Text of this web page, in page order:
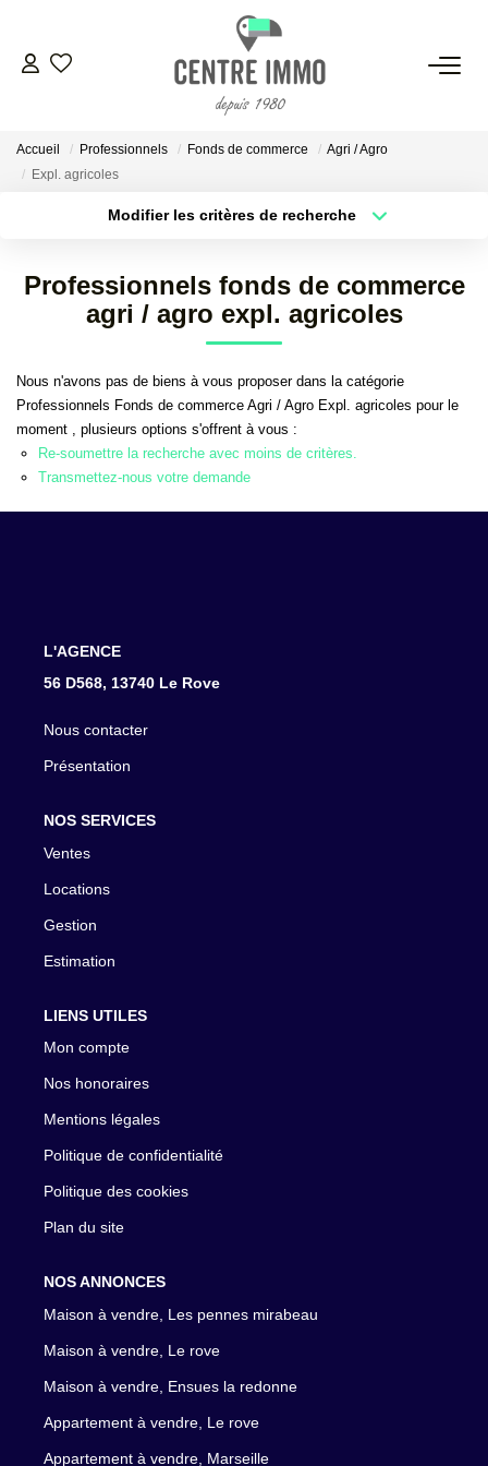
VENTES
ESTIMATION
NOS BIENS VENDUS
NOS AGENCES
Accueil Professionnels Fonds de commerce
Agri / Agro
Expl. agricoles
Modifier les critères de recherche
Budget max
Professionnels fonds de commerce
agri / agro expl. agricoles
Nous n'avons pas de biens à vous proposer dans la catégorie
Professionnels Fonds de commerce Agri / Agro Expl. agricoles pour le
moment , plusieurs options s'offrent à vous :
Re-soumettre la recherche avec moins de critères.
Transmettez-nous votre demande
L'AGENCE
56 D568, 13740 Le Rove
Nous contacter
Présentation
NOS SERVICES
Ventes
Locations
Gestion
Estimation
LIENS UTILES
Mon compte
Nos honoraires
Mentions légales
Politique de confidentialité
Politique des cookies
Plan du site
NOS ANNONCES
Maison à vendre, Les pennes mirabeau
Maison à vendre, Le rove
Maison à vendre, Ensues la redonne
Appartement à vendre, Le rove
Appartement à vendre, Marseille